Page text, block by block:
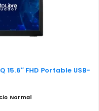
15.6″ FHD Portable USB-
Normal